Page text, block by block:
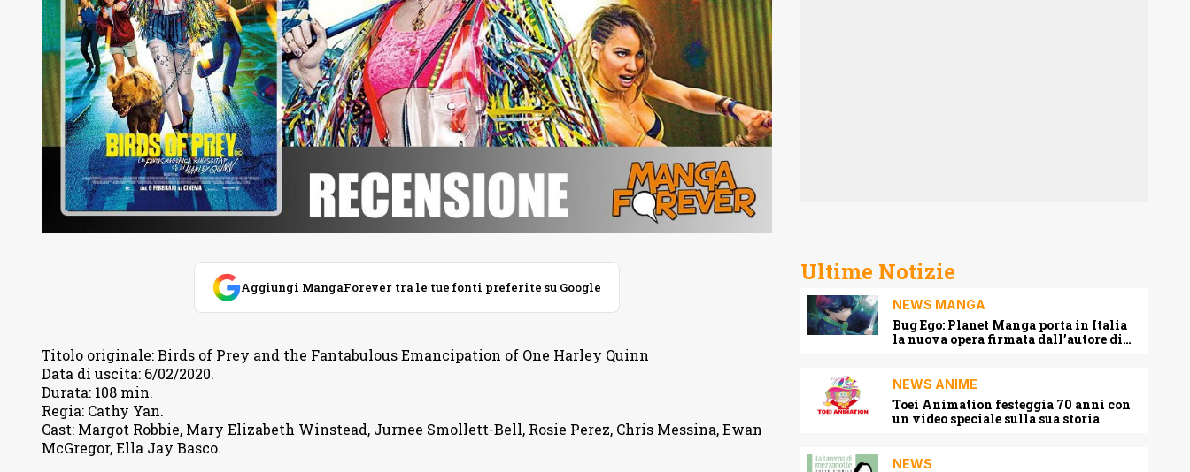
Aggiungi MangaForever tra le tue fonti preferite su Google
Titolo originale:Birds of Prey and the Fantabulous Emancipation of One Harley Quinn
Data di uscita: 6/02/2020.
Durata: 108 min.
Regia: Cathy Yan.
Cast: Margot Robbie, Mary Elizabeth Winstead, Jurnee Smollett-Bell, Rosie Perez, Chris Messina, Ewan
McGregor, Ella Jay Basco.
Ultime Notizie
NEWS MANGA
Bug Ego: Planet Manga porta in Italia
la nuova opera firmata dall’autore di
NEWS ANIME
Toei Animation festeggia 70 anni con
un video speciale sulla sua storia
NEWS